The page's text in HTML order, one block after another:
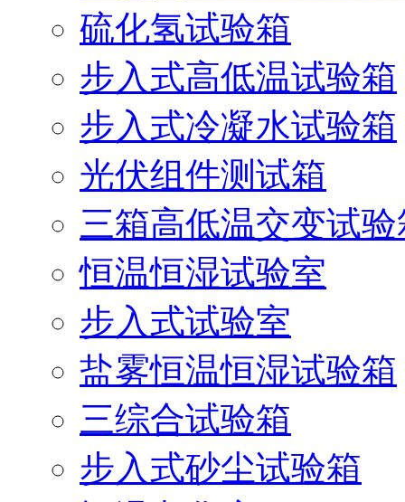
硫化氢试验箱
步入式高低温试验箱
步入式冷凝水试验箱
光伏组件测试箱
三箱高低温交变试验
恒温恒湿试验室
步入式试验室
盐雾恒温恒湿试验箱
三综合试验箱
步入式砂尘试验箱